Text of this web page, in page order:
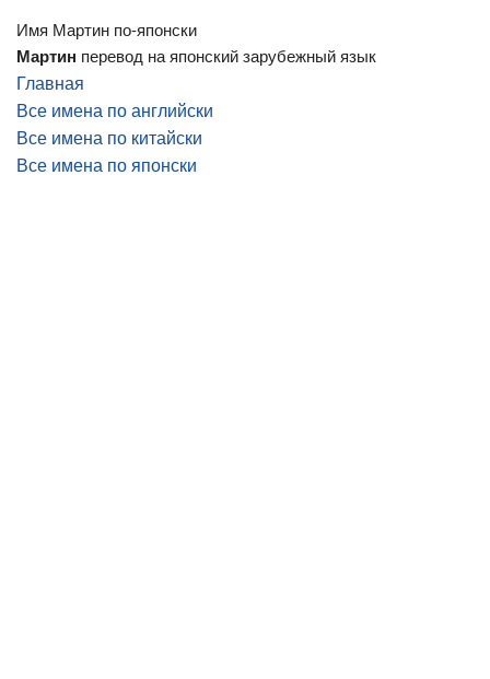
Имя Мартин по-японски
Мартин перевод на японский зарубежный язык
Главная
Все имена по английски
Все имена по китайски
Все имена по японски